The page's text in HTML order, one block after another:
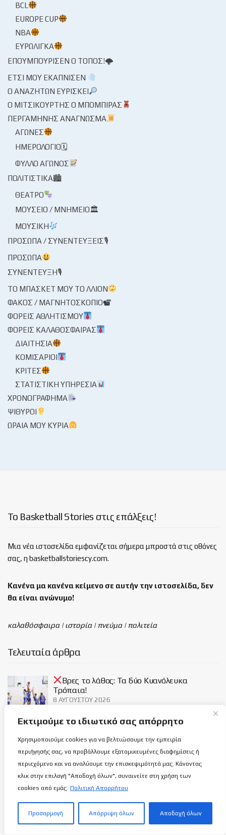
Εκτιμούμε το ιδιωτικό σας απόρρητο
Χρησιμοποιούμε cookies για να βελτιώσουμε την εμπειρία
περιήγησής σας, να προβάλλουμε εξατομικευμένες διαφημίσεις ή
περιεχόμενο και να αναλύουμε την επισκεψιμότητά μας. Κάνοντας
κλικ στην επιλογή "Αποδοχή όλων", συναινείτε στη χρήση των
cookies από εμάς. Πολιτική Απορρήτου
Προσαρμογή Απόρριψη όλων Αποδοχή όλων
BCL
EUROPE CUP
NBA
ΕΥΡΩΛΊΓΚΑ
ΕΠΟΥΜΠΟΎΡΙΣΕΝ Ο ΤΌΠΟΣ!🌩
ΈΤΣΙ ΜΟΥ ΕΚΆΠΝΙΣΕΝ
Ο ΑΝΑΖΗΤΏΝ ΕΥΡΊΣΚΕΙ
Ο ΜΙΤΣΙΚΟΥΡΤΉΣ Ο ΜΠΌΜΠΙΡΑΣ
ΠΕΡΓΑΜΗΝΉΣ ΑΝΆΓΝΩΣΜΑ
ΑΓΏΝΕΣ
ΗΜΕΡΟΛΌΓΙΟ🗓
ΦΎΛΛΟ ΑΓΏΝΟΣ
ΠΟΛΙΤΙΣΤΙΚΆ🏙
ΘΈΑΤΡΟ
ΜΟΥΣΕΊΟ / ΜΝΗΜΕΊΟ🏛
ΜΟΥΣΙΚΉ
ΠΡΌΣΩΠΑ / ΣΥΝΕΝΤΕΎΞΕΙΣ🎙
ΠΡΌΣΩΠΑ
ΣΥΝΈΝΤΕΥΞΗ🎙
ΤΟ ΜΠΆΣΚΕΤ ΜΟΥ ΤΟ ΛΛΊΟΝ
ΦΑΚΌΣ / ΜΑΓΝΗΤΟΣΚΌΠΙΟ
ΦΟΡΕΊΣ ΑΘΛΗΤΙΣΜΟΎ
ΦΟΡΕΊΣ ΚΑΛΑΘΌΣΦΑΙΡΑΣ
ΔΙΑΙΤΗΣΊΑ
ΚΟΜΙΣΆΡΙΟΙ
ΚΡΙΤΈΣ
ΣΤΑΤΙΣΤΙΚΉ ΥΠΗΡΕΣΊΑ
ΧΡΟΝΟΓΡΆΦΗΜΑ
ΨΊΘΥΡΟΙ
ΩΡΑΊΑ ΜΟΥ ΚΥΡΊΑ
Το Basketball Stories στις επάλξεις!
Μια νέα ιστοσελίδα εμφανίζεται σήμερα μπροστά στις οθόνες
σας, η basketballstoriescy.com.
Κανένα μα κανένα κείμενο σε αυτήν την ιστοσελίδα, δεν
θα είναι ανώνυμο!
καλαθόσφαιρα | ιστορία | πνεύμα | πολιτεία
Τελευταία άρθρα
Βρες το λάθος: Τα δύο Κυανόλευκα
Τρόπαια!
8 ΑΥΓΟΎΣΤΟΥ 2026
Λίγο πριν μας τρελάνουν…
Γιώργος Παλάλας σε συνέντευξη στο “BS”:
Μου έλειψε η πίεση και ο ανταγωνισμός!
8 ΑΥΓΟΎΣΤΟΥ 2026